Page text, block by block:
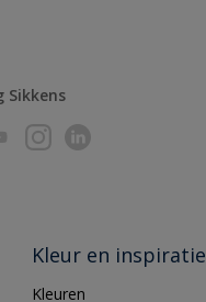
Sikkens
Kleur en inspiratie
Kleuren